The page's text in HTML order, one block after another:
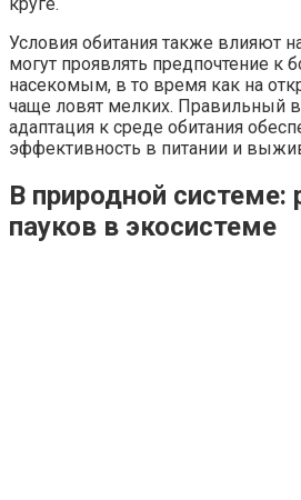
Условия обитания также влияют
могут проявлять предпочтение к
насекомым, в то время как на
чаще ловят мелких. Правильный
адаптация к среде обитания
эффективность в питании и
В природной
пауков в экосистеме